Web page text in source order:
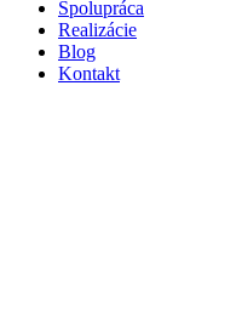
Spolupráca
Realizácie
Blog
Kontakt